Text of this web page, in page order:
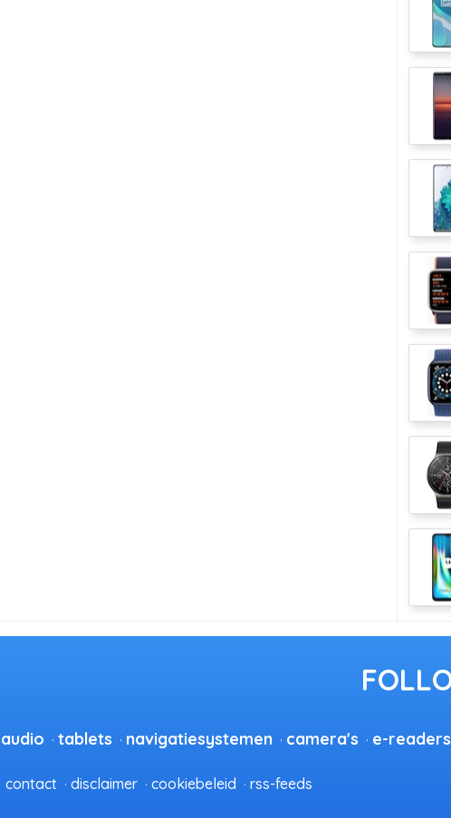
audio tablets navigatiesystemen camera's e-readers
contact disclaimer cookiebeleid rss-feeds